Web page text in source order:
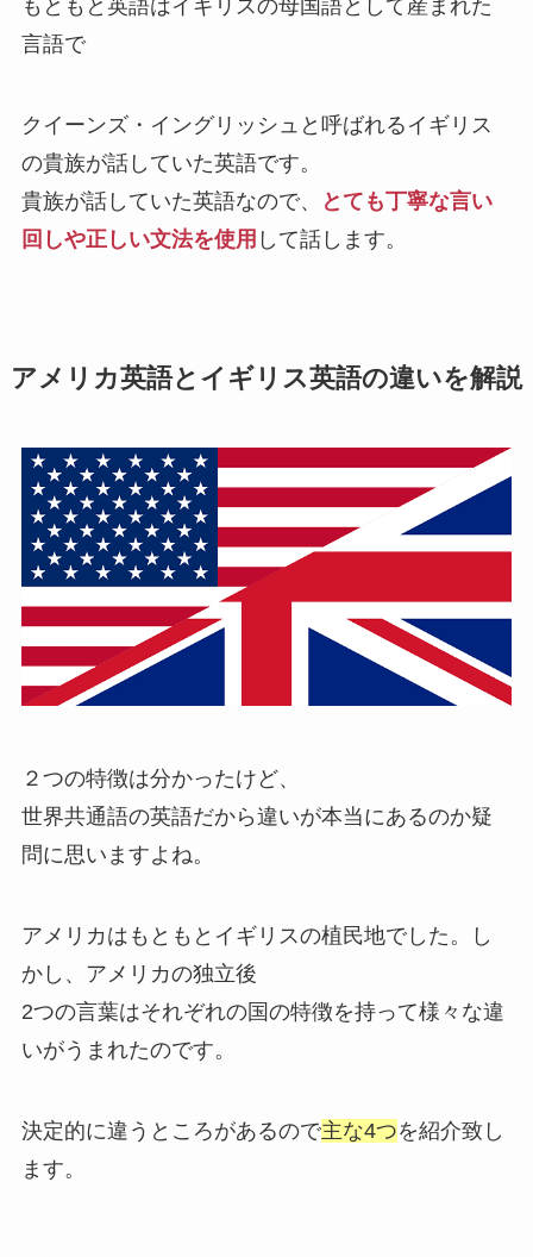
もともと英語はイギリスの母国語として産まれた
言語で
クイーンズ・イングリッシュと呼ばれるイギリス
の貴族が話していた英語です。
貴族が話していた英語なので、
とても丁寧な言い
回しや正しい文法を使用 して話します。
アメリカ英語とイギリス英語の違いを解説
２つの特徴は分かったけど、
世界共通語の英語だから違いが本当にあるのか疑
問に思いますよね。
アメリカはもともとイギリスの植民地でした。し
かし、アメリカの独立後
2つの言葉はそれぞれの国の特徴を持って様々な違
いがうまれたのです。
決定的に違うところがあるので主な4つを紹介致し
ます。